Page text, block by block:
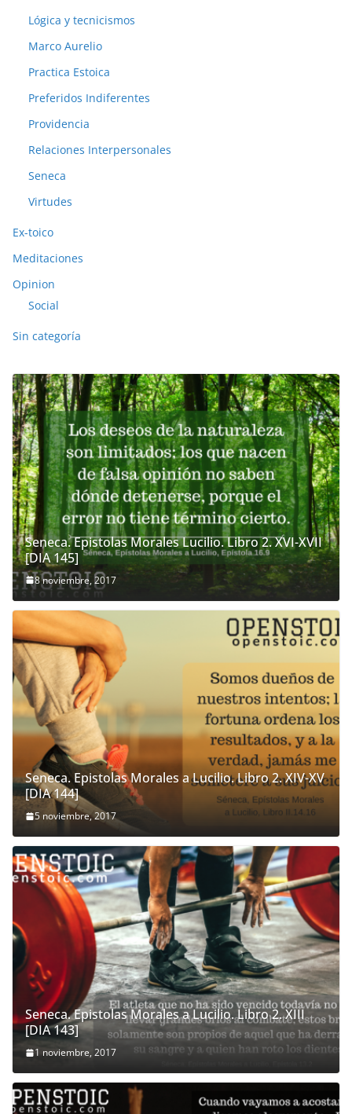
Lógica y tecnicismos
Marco Aurelio
Practica Estoica
Preferidos Indiferentes
Providencia
Relaciones Interpersonales
Seneca
Virtudes
Ex-toico
Meditaciones
Opinion
Social
Sin categoría
Seneca. Epistolas Morales Lucilio. Libro 2. XVI-XVII
[DIA 145]
8 noviembre, 2017
Seneca. Epistolas Morales a Lucilio. Libro 2. XIV-XV
[DIA 144]
5 noviembre, 2017
Seneca. Epistolas Morales a Lucilio. Libro 2. XIII
[DIA 143]
1 noviembre, 2017